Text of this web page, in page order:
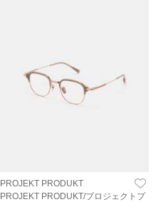
PROJEKT PRODUKT
PROJEKT PRODUKT/プロジェクトプ